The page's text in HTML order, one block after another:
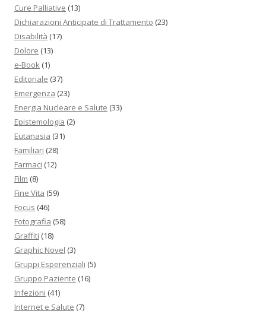
Cure Palliative (13)
Dichiarazioni Anticipate di Trattamento (23)
Disabilità (17)
Dolore (13)
e-Book (1)
Editoriale (37)
Emergenza (23)
Energia Nucleare e Salute (33)
Epistemologia (2)
Eutanasia (31)
Familiari (28)
Farmaci (12)
Film (8)
Fine Vita (59)
Focus (46)
Fotografia (58)
Graffiti (18)
Graphic Novel (3)
Gruppi Esperenziali (5)
Gruppo Paziente (16)
Infezioni (41)
Internet e Salute (7)